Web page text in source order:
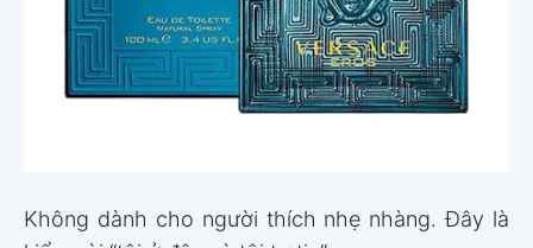
Không dành cho người thích nhẹ nhàng. Đây là